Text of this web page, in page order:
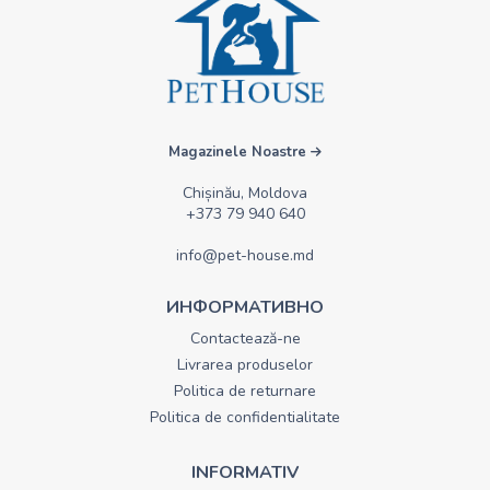
Magazinele Noastre
Chișinău, Moldova
+373 79 940 640
info@pet-house.md
ИНФОРМАТИВНО
Contactează-ne
Livrarea produselor
Politica de returnare
Politica de confidentialitate
INFORMATIV